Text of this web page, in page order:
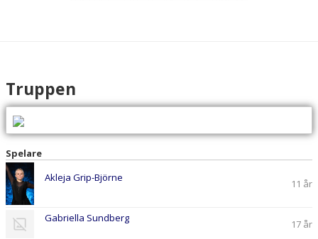
BILDGALLERI
DOKUMENT
KONTAKT
Truppen
Spelare
Akleja Grip-Björne
11 år
Gabriella Sundberg 17 år